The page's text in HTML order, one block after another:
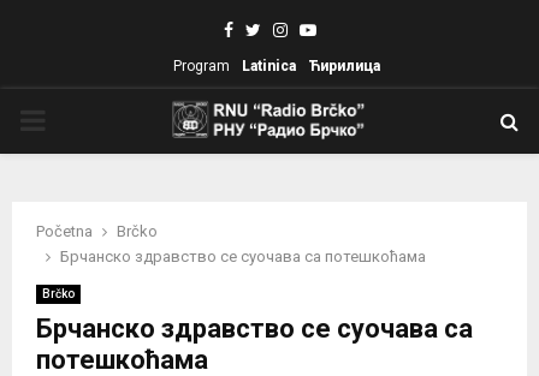
Facebook
TwitterInstagram
Youtube
Program Latinica Ћирилица
Početna
Brčko
Брчанско здравство се суочава са потешкоћама
Brčko
Брчанско здравство се суочава са
потешкоћама